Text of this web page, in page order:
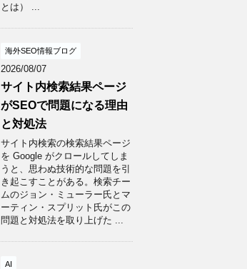
とは） ...
海外SEO情報ブログ
2026/08/07
サイト内検索結果ページ
がSEOで問題になる理由
と対処法
サイト内検索の検索結果ページ
を Google がクロールしてしま
うと、思わぬ技術的な問題を引
き起こすことがある。検索チー
ムのジョン・ミューラー氏とマ
ーティン・スプリット氏がこの
問題と対処法を取り上げた ...
AI